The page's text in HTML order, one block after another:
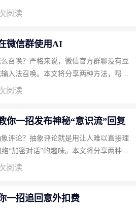
输入法实现边聊边AI（推荐） 输入...
阅读
微信群使用AI
召唤？严格来说，微信官方群聊没有豆
入法召唤。本文将分享两种方法，帮你
法一：使用豆包输入法一键召唤回答
阅读
你一招发布神秘“意识流”回复
评论？抽象评论就是用让人难以直接理
“加密对话”的趣味。本文将分享两种方
组大神。 方法一：使用火星文和倒装
阅读
一招追回意外扣费